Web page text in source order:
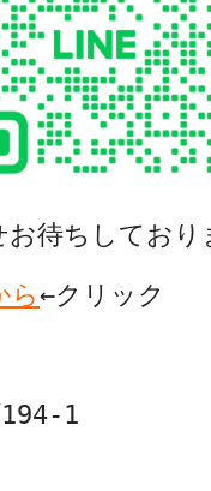
お待ちしており
ら←クリック
194-1